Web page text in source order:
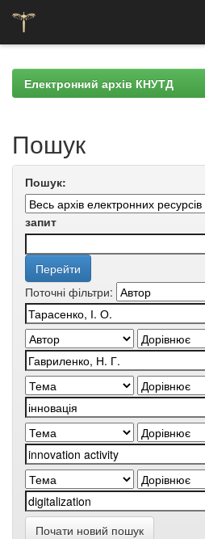
navigationЕлектронний архів КНУТД
Пошук
Пошук:
запит
Поточні фільтри:
Почати новий пошук